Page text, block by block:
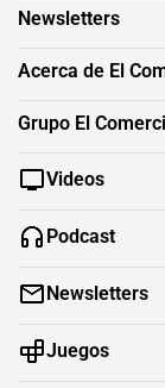
Newsletters
Acerca de El
Grupo El
Videos
Podcast
Newsletters
Juegos